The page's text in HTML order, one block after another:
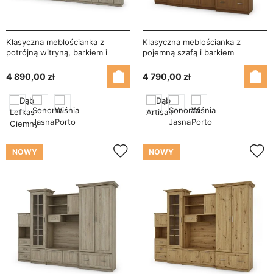
Klasyczna meblościanka z
potrójną witryną, barkiem i
Sonoma Jasna – HADES + RTV
4 890,00 zł
Klasyczna meblościanka z
pojemną szafą i barkiem
280×207 cm Wiśnia Porto –
MILO
4 790,00 zł
NOWY NOWY